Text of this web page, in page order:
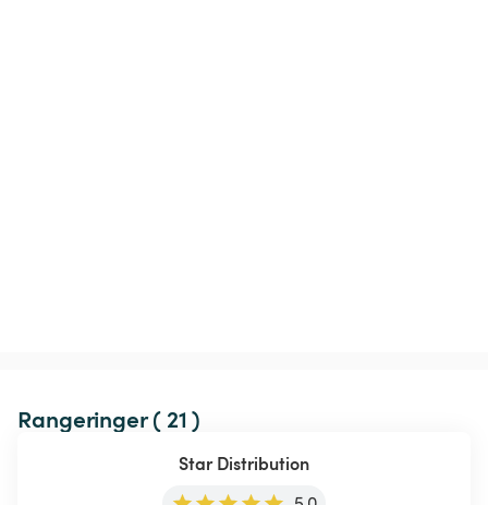
Rangeringer ( 21 )
Star Distribution